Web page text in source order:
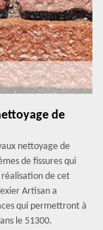
de
nettoyage de
de fissures qui
de cet
Artisan a
qui permettront à
le 51300.